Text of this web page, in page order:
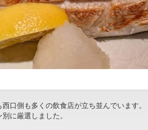
口側も多くの飲食店が立ち並んでいます。
に厳選しました。